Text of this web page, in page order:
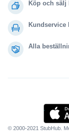
Köp och sälj
Kundservice
Alla
© 2000-2021 StubHub.